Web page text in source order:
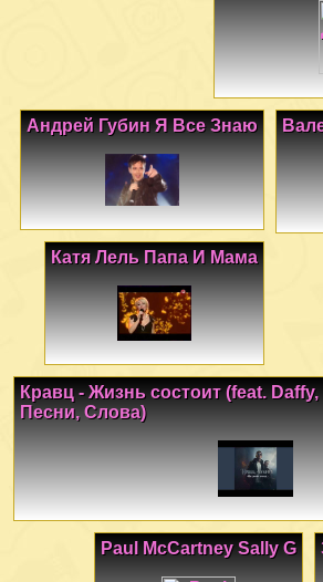
Андрей Губин Я Все Знаю
Катя Лель Папа И Мама
Кравц - Жизнь состоит (feat. Daffy,
Песни, Слова)
Paul McCartney Sally G